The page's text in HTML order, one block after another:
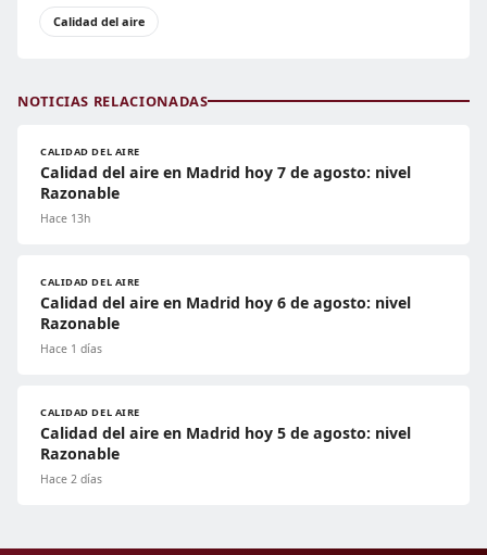
Calidad del aire
NOTICIAS RELACIONADAS
CALIDAD DEL AIRE
Calidad del aire en Madrid hoy 7 de agosto: nivel
Razonable
Hace 13h
CALIDAD DEL AIRE
Calidad del aire en Madrid hoy 6 de agosto: nivel
Razonable
Hace 1 días
CALIDAD DEL AIRE
Calidad del aire en Madrid hoy 5 de agosto: nivel
Razonable
Hace 2 días